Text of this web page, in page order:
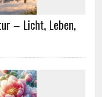
– Licht, Leben,